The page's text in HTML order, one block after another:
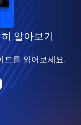
알아보기
드를 읽어보세요.